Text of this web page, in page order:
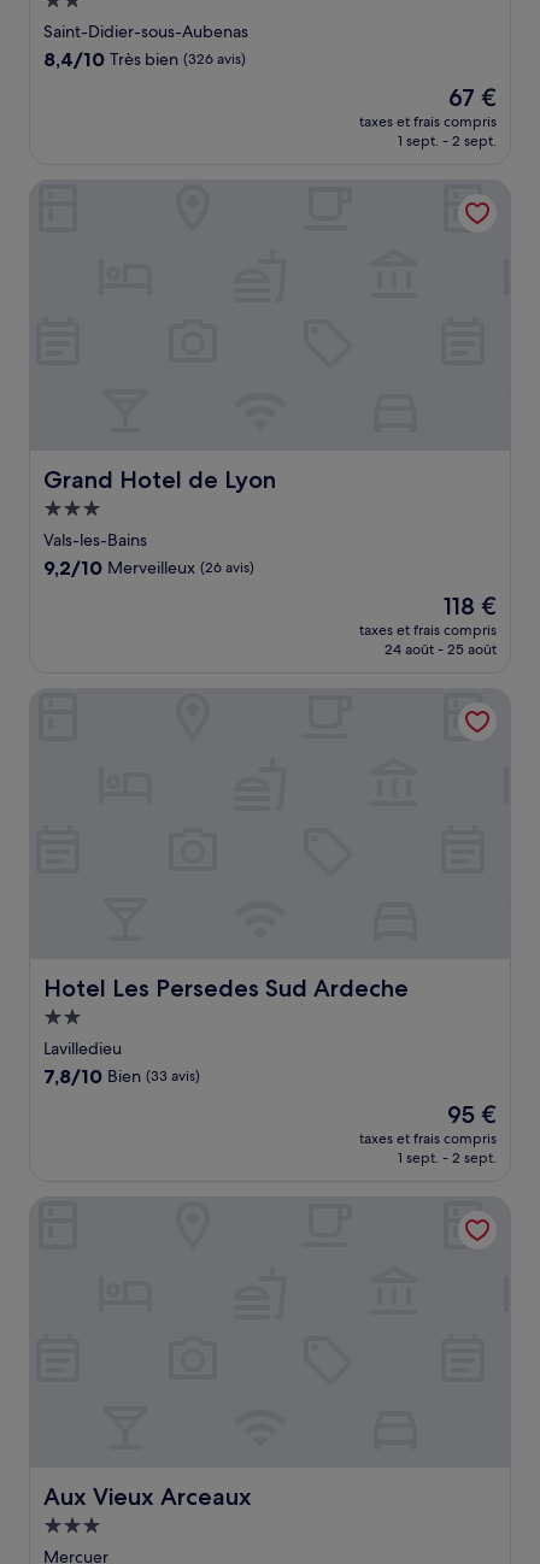
2.0 étoiles
Saint-Didier-sous-Aubenas
8.4
8,4/10 Très bien (326 avis)
Le
nouveau
prix
de
67 €
67 €
taxes et frais compris
1 sept. - 2 sept.
Grand Hotel de Lyon
Grand Hotel de Lyon
Hébergement
3.0 étoiles
Vals-les-Bains
9.2
9,2/10 Merveilleux (26 avis)
Le
nouveau
prix
de
118 €
118 €
taxes et frais compris
24 août - 25 août
Hotel Les Persedes Sud Ardeche
Hotel Les Persedes Sud Ardeche
Hébergement
2.0 étoiles
Lavilledieu
7.8
7,8/10 Bien (33 avis)
Le
nouveau
prix
de
95 €
95 €
taxes et frais compris
1 sept. - 2 sept.
Aux Vieux Arceaux
Aux Vieux Arceaux
Hébergement
3.0 étoiles
Mercuer